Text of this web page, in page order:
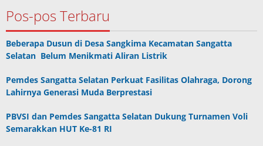
Pos-pos Terbaru
Beberapa Dusun di Desa Sangkima Kecamatan Sangatta
Selatan Belum Menikmati Aliran Listrik
Pemdes Sangatta Selatan Perkuat Fasilitas Olahraga, Dorong
Lahirnya Generasi Muda Berprestasi
PBVSI dan Pemdes Sangatta Selatan Dukung Turnamen Voli
Semarakkan HUT Ke-81 RI